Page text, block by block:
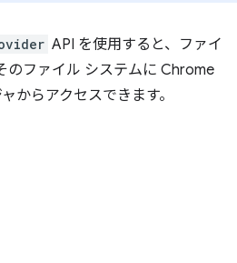
API を使用すると、ファイ
のファイル システムに Chrome
からアクセスできます。